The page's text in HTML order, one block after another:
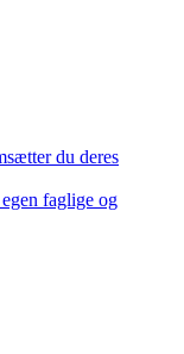
du deres
faglige og